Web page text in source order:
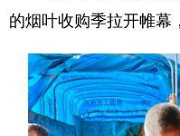
州市
经济
云南青年说
的烟叶收购季拉开帷幕